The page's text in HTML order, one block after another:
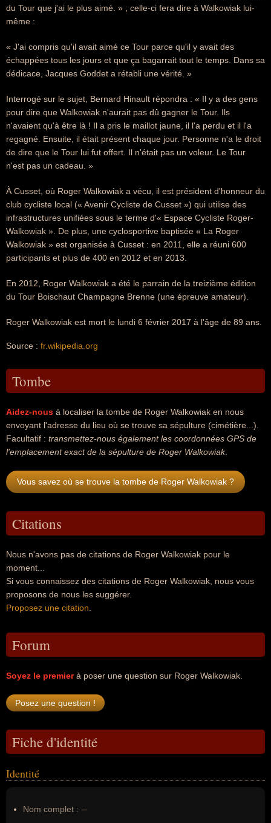
du Tour que j'ai le plus aimé. » ; celle-ci fera dire à Walkowiak lui-
même :
« J'ai compris qu'il avait aimé ce Tour parce qu'il y avait des
échappées tous les jours et que ça bagarrait tout le temps. Dans sa
dédicace, Jacques Goddet a rétabli une vérité. »
Interrogé sur le sujet, Bernard Hinault répondra : « Il y a des gens
pour dire que Walkowiak n'aurait pas dû gagner le Tour. Ils
n'avaient qu'à être là ! Il a pris le maillot jaune, il l'a perdu et il l'a
regagné. Ensuite, il était présent chaque jour. Personne n'a le droit
de dire que le Tour lui fut offert. Il n'était pas un voleur. Le Tour
n'est pas un cadeau. »
À Cusset, où Roger Walkowiak a vécu, il est président d'honneur du
club cycliste local (« Avenir Cycliste de Cusset ») qui utilise des
infrastructures unifiées sous le terme d'« Espace Cycliste Roger-
Walkowiak ». De plus, une cyclosportive baptisée « La Roger
Walkowiak » est organisée à Cusset : en 2011, elle a réuni 600
participants et plus de 400 en 2012 et en 2013.
En 2012, Roger Walkowiak a été le parrain de la treizième édition
du Tour Boischaut Champagne Brenne (une épreuve amateur).
Roger Walkowiak est mort le lundi 6 février 2017 à l'âge de 89 ans.
Source : fr.wikipedia.org
Tombe
Aidez-nous à localiser la tombe de Roger Walkowiak en nous
envoyant l'adresse du lieu où se trouve sa sépulture (cimétière...).
Facultatif : transmettez-nous également les coordonnées GPS de
l'emplacement exact de la sépulture de Roger Walkowiak.
Vous savez où se trouve la tombe de Roger Walkowiak ?
Citations
Nous n'avons pas de citations de Roger Walkowiak pour le
moment...
Si vous connaissez des citations de Roger Walkowiak, nous vous
proposons de nous les suggérer.
Proposez une citation
Forum
Soyez le premierà poser une question sur Roger Walkowiak.
Fiche d'identité
Identité
Nom complet : --